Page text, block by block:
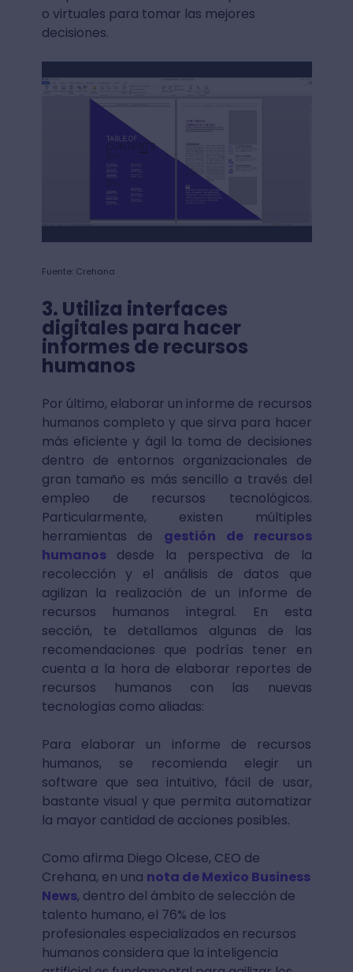
o virtuales para tomar las mejores
decisiones.
Fuente: Crehana
3. Utiliza interfaces
digitales para hacer
informes de recursos
humanos
Por último, elaborar un informe de recursos
humanos completo y que sirva para hacer
más eficiente y ágil la toma de decisiones
dentro de entornos organizacionales de
gran tamaño es más sencillo a través del
empleo de recursos tecnológicos.
Particularmente, existen múltiples
herramientas de gestión de recursos
humanosdesde la perspectiva de la
recolección y el análisis de datos que
agilizan la realización de un informe de
recursos humanos integral. En esta
sección, te detallamos algunas de las
recomendaciones que podrías tener en
cuenta a la hora de elaborar reportes de
recursos humanos con las nuevas
tecnologías como aliadas:
Para elaborar un informe de recursos
humanos, se recomienda elegir un
software que sea intuitivo, fácil de usar,
bastante visual y que permita automatizar
la mayor cantidad de acciones posibles.
Como afirma Diego Olcese, CEO de
Crehana, en una nota de Mexico Business
News, dentro del ámbito de selección de
talento humano, el 76% de los
profesionales especializados en recursos
humanos considera que la inteligencia